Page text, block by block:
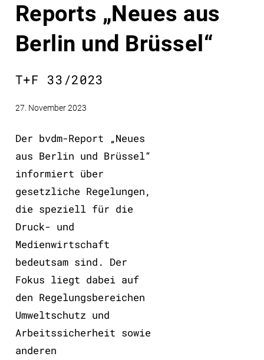
Reports „Neues aus
Berlin und Brüssel“
T+F 33/2023
27. November 2023
Der bvdm-Report „Neues
aus Berlin und Brüssel“
informiert über
gesetzliche Regelungen,
die speziell für die
Druck- und
Medienwirtschaft
bedeutsam sind. Der
Fokus liegt dabei auf
den Regelungsbereichen
Umweltschutz und
Arbeitssicherheit sowie
anderen